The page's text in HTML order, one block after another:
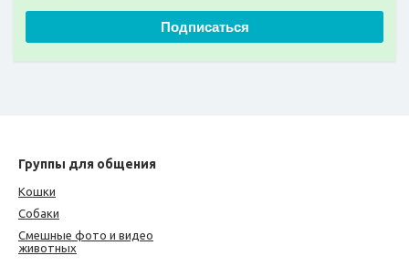
Подписаться
Группы для общения
Кошки
Собаки
Смешные фото и видео
животных